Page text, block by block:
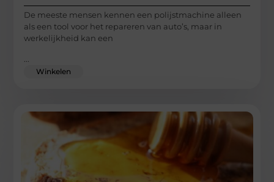
De meeste mensen kennen een polijstmachine alleen
als een tool voor het repareren van auto’s, maar in
werkelijkheid kan een
Winkelen